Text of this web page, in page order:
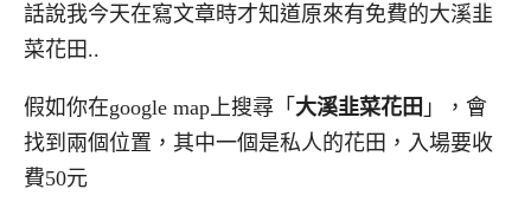
話說我今天在寫文章時才知道原來有免費的大溪韭
菜花田..
假如你在google map上搜尋「 大溪韭菜花田 」，會
找到兩個位置，其中一個是私人的花田，入場要收
費50元